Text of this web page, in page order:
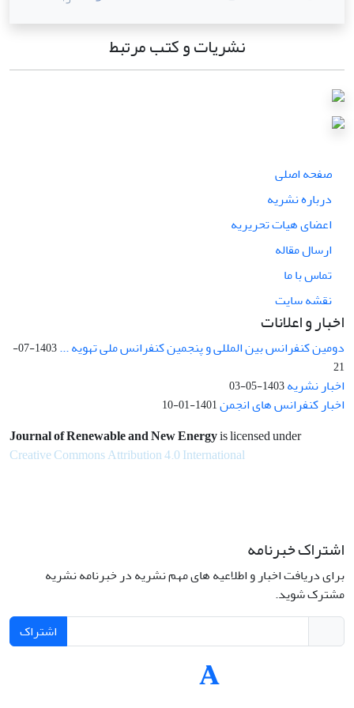
نشریات و کتب مرتبط
صفحه اصلی
درباره نشریه
اعضای هیات تحریریه
ارسال مقاله
تماس با ما
نقشه سایت
اخبار و اعلانات
دومین کنفرانس بین المللی و پنجمین کنفرانس ملی تهویه ...
1403-07-
21
اخبار نشریه1403-05-03
اخبار کنفرانس های انجمن1401-01-10
Journal of Renewable and New Energyis licensed under
Creative Commons Attribution 4.0 International
اشتراک خبرنامه
برای دریافت اخبار و اطلاعیه های مهم نشریه در خبرنامه نشریه
مشترک شوید.
اشتراک